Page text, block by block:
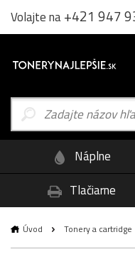
Volajte na+421 947
Náplne
Tlačiarne
Úvod Tonery a cartridge